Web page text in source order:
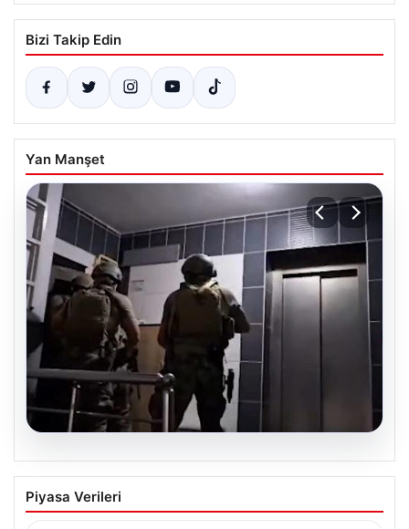
Bizi Takip Edin
Yan Manşet
07.08.2026
İntihar mektubundan isimleri çıktı,
milyarlık vurgun deşifre oldu
Piyasa Verileri